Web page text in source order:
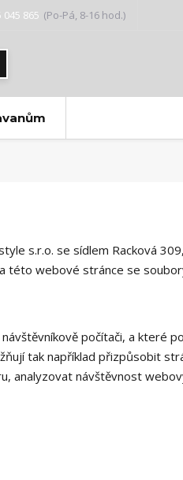
045 865 (Po-Pá, 8-16 hod.)
s.r.o. se sídlem Racková
této webové stránce se
počítači, a které
tak například přizpůsobit
analyzovat návštěvnost